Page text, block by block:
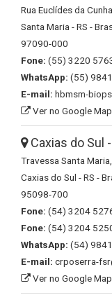
Rua Euclídes da
Santa Maria - RS -
97090-000
Fone: (55) 3220
WhatsApp: (55)
E-mail: hbmsm-
Ver no Google
Caxias do Sul -
Travessa Santa
Caxias do Sul - RS -
95098-700
Fone: (54) 3204
Fone: (54) 3204
WhatsApp: (54)
E-mail: crposerra-
Ver no Google